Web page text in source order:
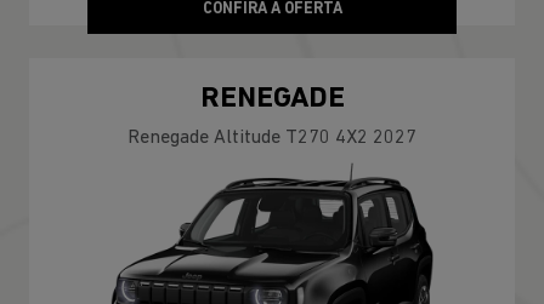
CONFIRA A OFERTA
RENEGADE
Renegade Altitude T270 4X2 2027